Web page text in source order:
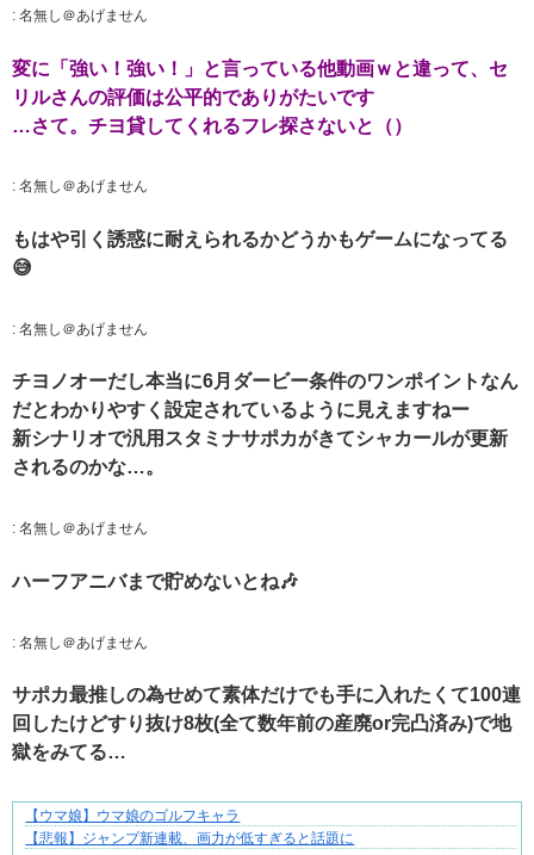
: 名無し＠あげません
変に「強い！強い！」と言っている他動画ｗと違って、セ
リルさんの評価は公平的でありがたいです
…さて。チヨ貸してくれるフレ探さないと（）
: 名無し＠あげません
もはや引く誘惑に耐えられるかどうかもゲームになってる
😅
: 名無し＠あげません
チヨノオーだし本当に6月ダービー条件のワンポイントなん
だとわかりやすく設定されているように見えますねー
新シナリオで汎用スタミナサポカがきてシャカールが更新
されるのかな…。
: 名無し＠あげません
ハーフアニバまで貯めないとね🎶
: 名無し＠あげません
サポカ最推しの為せめて素体だけでも手に入れたくて100連
回したけどすり抜け8枚(全て数年前の産廃or完凸済み)で地
獄をみてる…
それは純愛か、それともストーカー疑惑か
【ウマ娘】ウマ娘のゴルフキャラ
【悲報】ジャンプ新連載、画力が低すぎると話題に